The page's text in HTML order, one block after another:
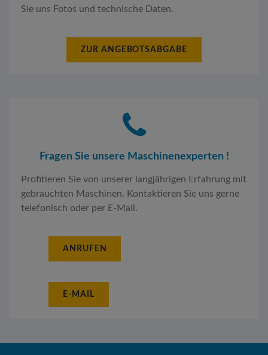
Sie uns Fotos und technische Daten.
ZUR ANGEBOTSABGABE
Fragen Sie unsere Maschinenexperten !
Profitieren Sie von unserer langjährigen Erfahrung mit
gebrauchten Maschinen. Kontaktieren Sie uns gerne
telefonisch oder per E-Mail.
ANRUFEN
E-MAIL